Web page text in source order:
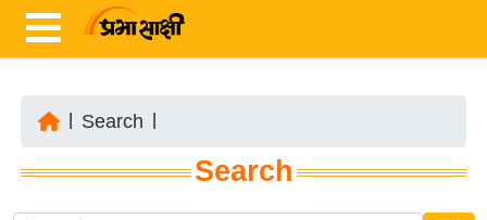
ज़ा
ख
Search
Search